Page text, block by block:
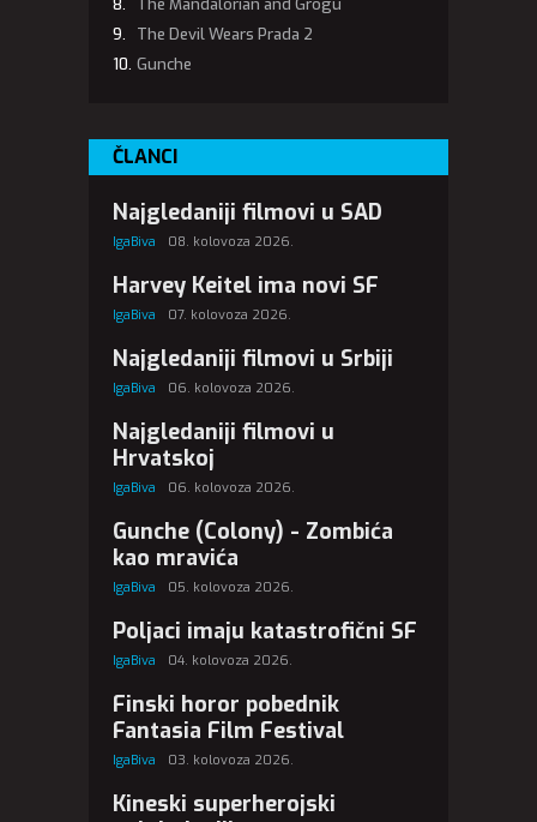
The Mandalorian and Grogu
The Devil Wears Prada 2
Gunche
ČLANCI
Najgledaniji filmovi u SAD
IgaBiva 08. kolovoza 2026.
Harvey Keitel ima novi SF
IgaBiva 07. kolovoza 2026.
Najgledaniji filmovi u Srbiji
IgaBiva 06. kolovoza 2026.
Najgledaniji filmovi u
Hrvatskoj
IgaBiva 06. kolovoza 2026.
Gunche (Colony) - Zombića
kao mravića
IgaBiva 05. kolovoza 2026.
Poljaci imaju katastrofični SF
IgaBiva 04. kolovoza 2026.
Finski horor pobednik
Fantasia Film Festival
IgaBiva 03. kolovoza 2026.
Kineski superherojski